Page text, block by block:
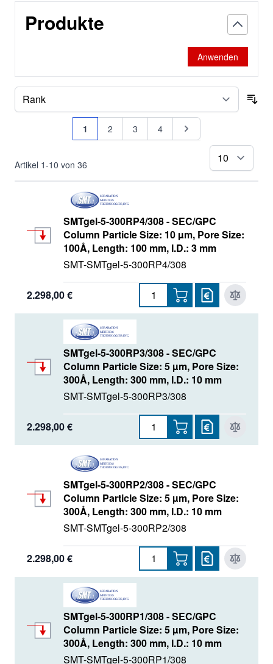
Produkte
Anwenden
Artikel 1-10 von 36
Seite
Sie lesen gerade Seite
1 Seite
2 Seite
3 Seite
4 Seite
SMTgel-5-300RP4/308 - SEC/GPC
Column Particle Size: 10 µm, Pore Size:
100Å, Length: 100 mm, I.D.: 3 mm
SMT-SMTgel-5-300RP4/308
2.298,00 €
SMTgel-5-300RP3/308 - SEC/GPC
Column Particle Size: 5 µm, Pore Size:
300Å, Length: 300 mm, I.D.: 10 mm
SMT-SMTgel-5-300RP3/308
2.298,00 €
SMTgel-5-300RP2/308 - SEC/GPC
Column Particle Size: 5 µm, Pore Size:
300Å, Length: 300 mm, I.D.: 10 mm
SMT-SMTgel-5-300RP2/308
2.298,00 €
SMTgel-5-300RP1/308 - SEC/GPC
Column Particle Size: 5 µm, Pore Size:
300Å, Length: 300 mm, I.D.: 10 mm
SMT-SMTgel-5-300RP1/308